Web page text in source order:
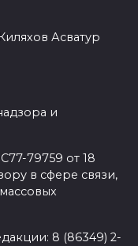
Асватур
и
79759 от 18
в сфере связи,
8 (86349) 2-